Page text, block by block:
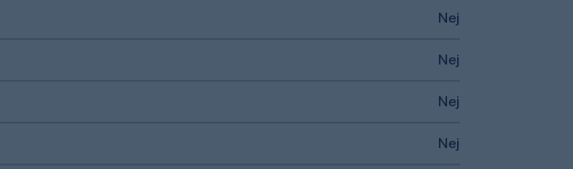
Nej
Nej
Nej
Nej